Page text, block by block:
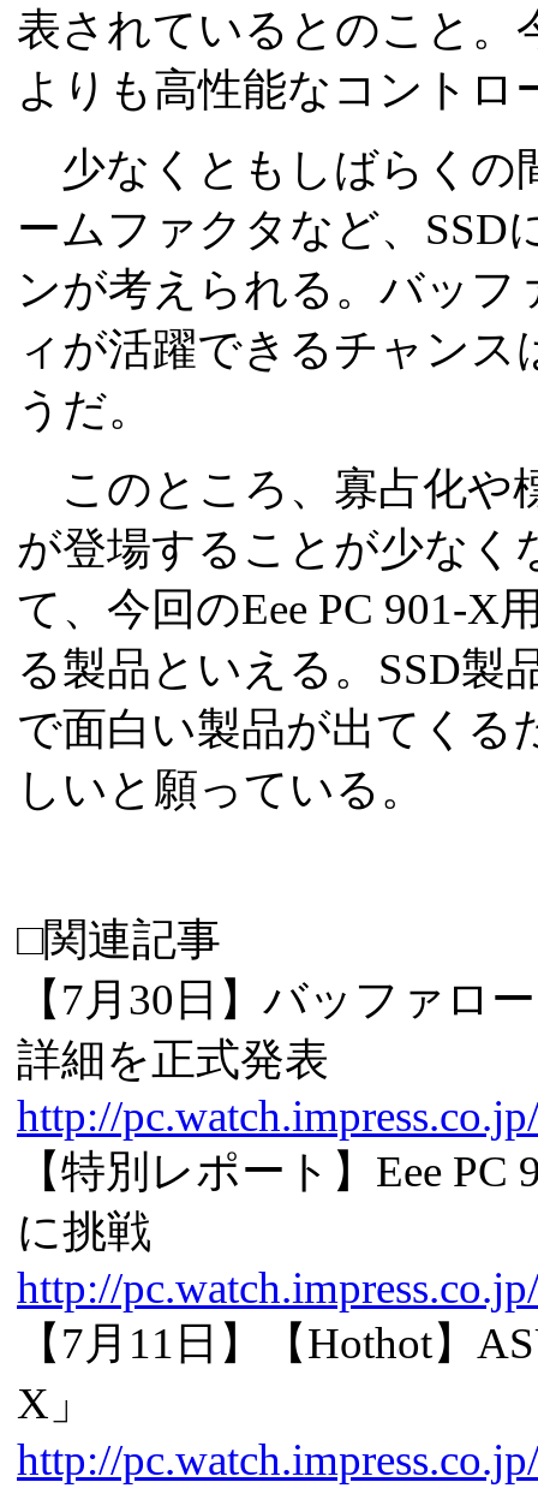
表されているとのこと。
よりも高性能なコント
少なくともしばらくの
ームファクタなど、SSD
ンが考えられる。バッ
ィが活躍できるチャン
うだ。
このところ、寡占化や
が登場することが少なく
て、今回のEee PC 901-X
る製品といえる。SSD製
で面白い製品が出てくる
しいと願っている。
□関連記事
【7月30日】バッファロ
詳細を正式発表
http://
【特別レポート】Eee
に挑戦
http://
【7月11日】【Hothot】
X」
http://